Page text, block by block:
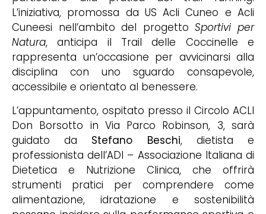
L’iniziativa, promossa da US Acli Cuneo e Acli
Cuneesi nell’ambito del progettoSportivi per
Natura, anticipa il Trail delle Coccinelle e
rappresenta un’occasione per avvicinarsi alla
disciplina con uno sguardo consapevole,
accessibile e orientato al benessere.
L’appuntamento, ospitato presso il Circolo ACLI
Don Borsotto in Via Parco Robinson, 3, sarà
guidato da Stefano Beschi, dietista e
professionista dell’ADI – Associazione Italiana di
Dietetica e Nutrizione Clinica, che offrirà
strumenti pratici per comprendere come
alimentazione, idratazione e sostenibilità